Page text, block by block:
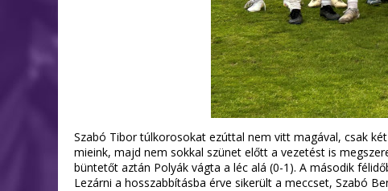
Szabó Tibor túlkorosokat ezúttal nem vitt magával, csak
mieink, majd nem sokkal szünet előtt a vezetést is
büntetőt aztán Polyák vágta a léc alá (0-1). A második
Lezárni a hosszabbításba érve sikerült a meccset, Szabó